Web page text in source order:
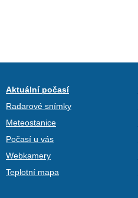
Aktuální počasí
Radarové snímky
Meteostanice
Počasí u vás
Webkamery
Teplotní mapa